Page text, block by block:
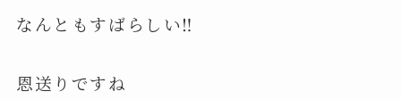
なんともすばらしい‼️
恩送りですね